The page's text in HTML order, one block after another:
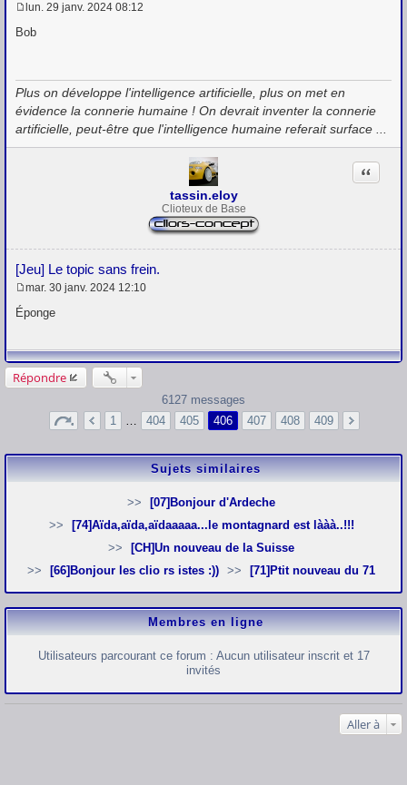
e
g
e
lun. 29 janv. 2024 08:12
Bob
Plus on développe l'intelligence artificielle, plus on met en
évidence la connerie humaine ! On devrait inventer la connerie
artificielle, peut-être que l'intelligence humaine referait surface ...
tassin.eloy
Clioteux de Base
[Jeu] Le topic sans frein.
Citation
e
a
g
e
mar. 30 janv. 2024 12:10
Éponge
Répondre
6127 messages
1
… 404 405 406 407 408 409
Sujets similaires
[07]Bonjour d'Ardeche
[74]Aïda,aïda,aïdaaaaa...le montagnard est lààà..!!!
[CH]Un nouveau de la Suisse
[66]Bonjour les clio rs istes :))
[71]Ptit nouveau du 71
Membres en ligne
Utilisateurs parcourant ce forum : Aucun utilisateur inscrit et 17
invités
Aller à